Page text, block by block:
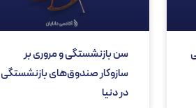
سن بازنشستگی و مروری بر
سازوکار صندوق‌های بازنشستگی
در دنیا